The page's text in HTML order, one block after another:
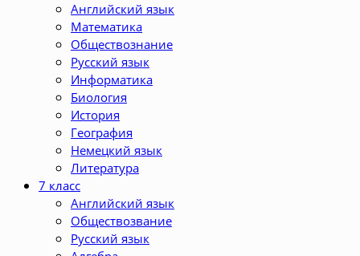
Английский язык
Математика
Обществознание
Русский язык
Информатика
Биология
История
География
Немецкий язык
Литература
7 класс
Английский язык
Обществозвание
Русский язык